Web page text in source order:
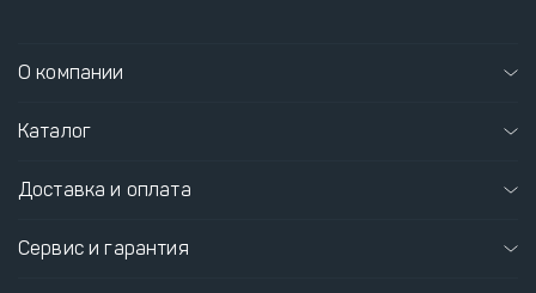
О компании
Каталог
Доставка и оплата
Сервис и гарантия